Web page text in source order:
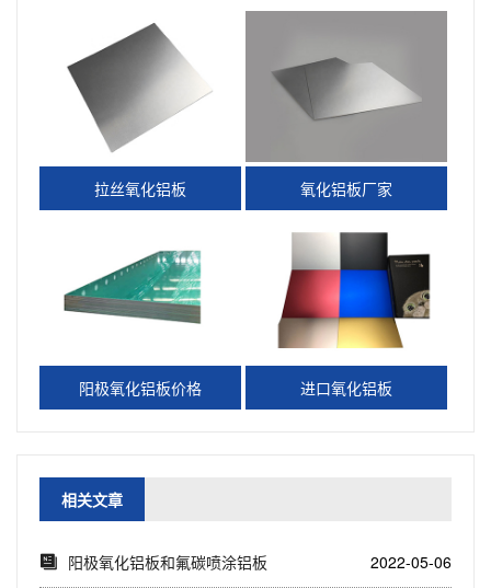
拉丝氧化铝板 氧化铝板厂家
阳极氧化铝板价格 进口氧化铝板
相关文章
阳极氧化铝板和氟碳喷涂铝板
2022-05-06